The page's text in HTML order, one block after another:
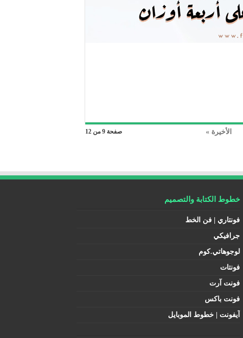
صفحة 9 من 12 الأخيرة »
خطوط الكتابة والتصميم
فونتاري | فن الخط
جرافيكي
لوجوهاتي.كوم
فونتات
فونت آرت
فونت باكس
آيفونت | خطوط الموبايل